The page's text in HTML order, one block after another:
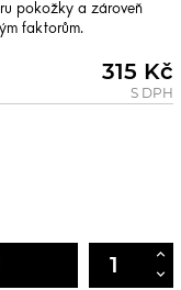
pokožky a zároveň
faktorům.
315 Kč
S DPH